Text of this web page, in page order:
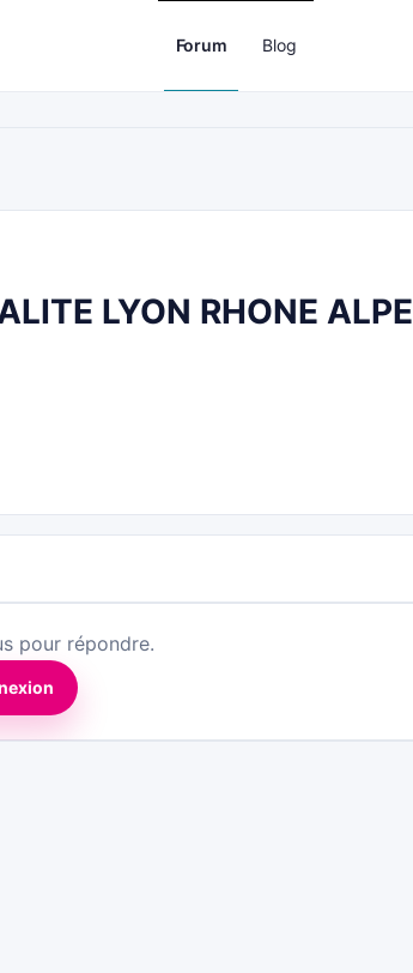
Forum Blog
LYON RHONE ALPE
pour répondre.